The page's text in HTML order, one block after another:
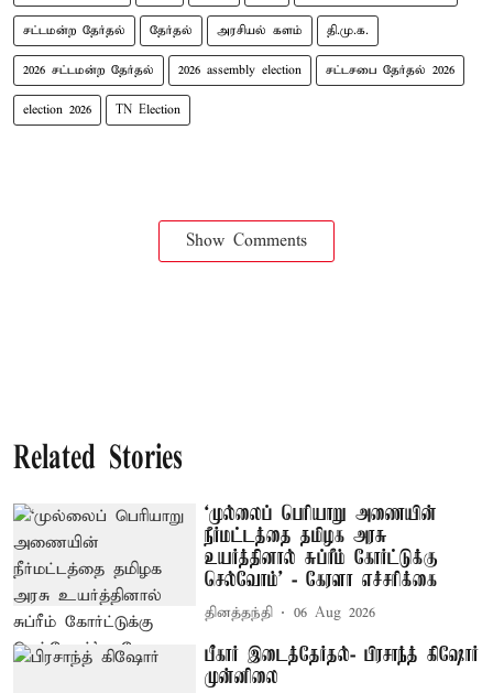
சட்டமன்ற தேர்தல் தேர்தல் அரசியல் களம் தி.மு.க.
2026 சட்டமன்ற தேர்தல் 2026 assembly election சட்டசபை தேர்தல் 2026
election 2026 TN Election
Show Comments
Related Stories
‘முல்லைப் பெரியாறு அணையின்
நீர்மட்டத்தை தமிழக அரசு
உயர்த்தினால் சுப்ரீம் கோர்ட்டுக்கு
செல்வோம்' - கேரளா எச்சரிக்கை
தினத்தந்தி 06 Aug 2026
பீகார் இடைத்தேர்தல்- பிரசாந்த் கிஷோர்
முன்னிலை